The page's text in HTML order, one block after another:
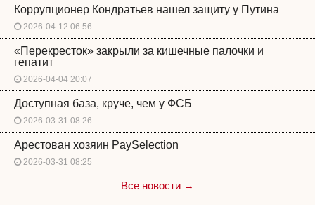
Коррупционер Кондратьев нашел защиту у Путина
2026-04-12 06:56
«Перекресток» закрыли за кишечные палочки и
гепатит
2026-04-04 20:07
Доступная база, круче, чем у ФСБ
2026-03-31 08:26
Арестован хозяин PaySelection
2026-03-31 08:25
Все новости →